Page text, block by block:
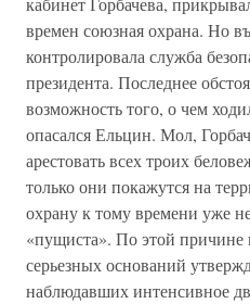
времен союзная охрана. Но
контролировала служба
президента. Последнее
возможность того, о чем
опасался Ельцин. Мол,
арестовать всех троих
только они покажутся на
охрану к тому времени уже
«пущиста». По этой
серьезных оснований
наблюдавших интенсивное